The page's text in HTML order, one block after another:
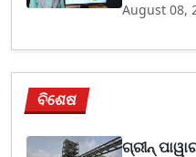
August 08,
ବିଶେଷ
ଗ୍ରୀନ୍